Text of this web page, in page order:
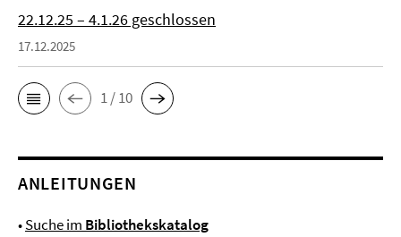
22.12.25 – 4.1.26 geschlossen
17.12.2025
1 / 10
ANLEITUNGEN
•Suche im Bibliothekskatalog